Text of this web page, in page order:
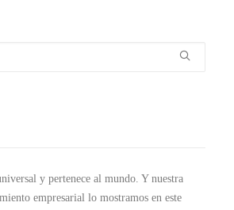
y pertenece al mundo. Y nuestra
empresarial lo mostramos en este